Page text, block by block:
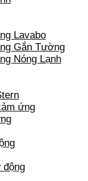
Lavabo
Gắn Tường
Nóng Lạnh
ứng
động